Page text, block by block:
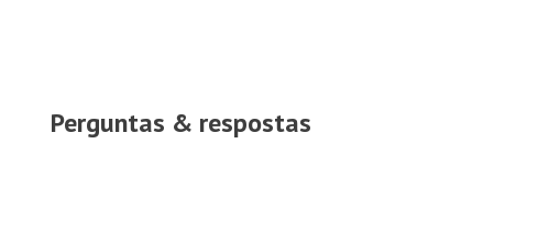
Perguntas & respostas